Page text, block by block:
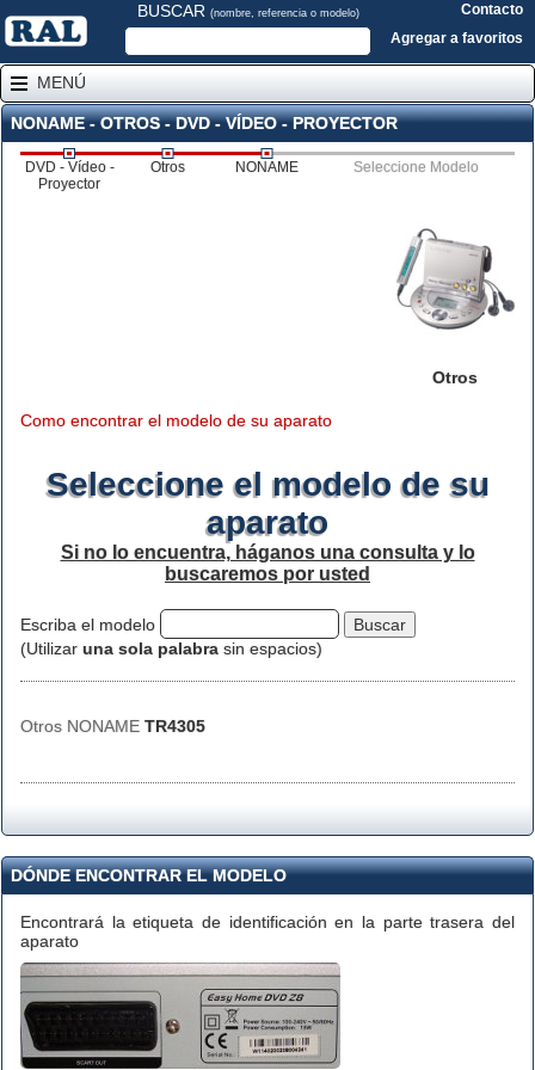
BUSCAR (nombre, referencia o modelo)
Contacto
Agregar a favoritos
MENÚ
NONAME - OTROS - DVD - VÍDEO - PROYECTOR
DVD - Vídeo -
Proyector
Otros NONAME Seleccione Modelo
Otros
Como encontrar el modelo de su aparato
Seleccione el modelo de su
aparato
Si no lo encuentra, háganos una consulta y lo
buscaremos por usted
Escriba el modelo
(Utilizar una sola palabra sin espacios)
Otros NONAME TR4305
DÓNDE ENCONTRAR EL MODELO
Encontrará la etiqueta de identificación en la parte trasera del
aparato